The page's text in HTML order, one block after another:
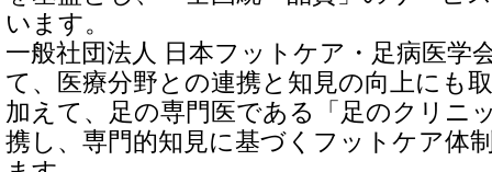
います。
一般社団法人 日本フットケア・足病医学
て、医療分野との連携と知見の向上にも
加えて、足の専門医である「足のクリニ
携し、専門的知見に基づくフットケア体